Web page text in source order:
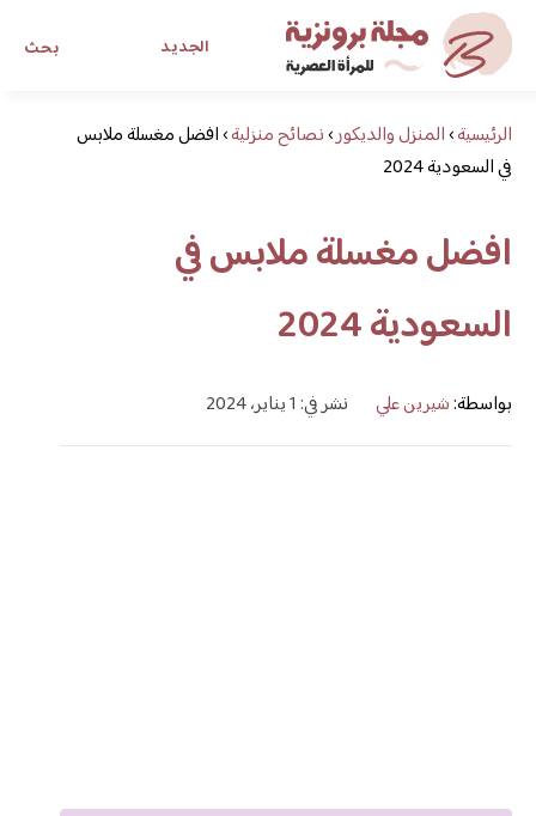
بحث الجديد
مجلة برونزية للفتاة العصريةالرئيسية›المنزل والديكور›نصائح منزلية›افضل مغسلة ملابس
في السعودية 2024
افضل مغسلة ملابس في
السعودية 2024
بواسطة:شيرين علي نشر في: 1 يناير، 2024